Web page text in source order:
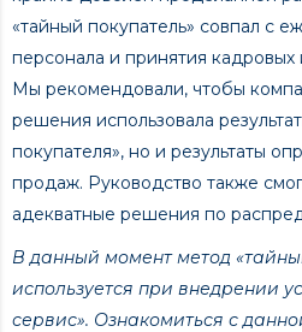
«тайный покупатель» совпал с
персонала и принятия
Мы рекомендовали, чтобы
решения использовала
покупателя», но и результаты
продаж. Руководство также
адекватные решения по
В данный момент метод
используется при внедрении
сервис». Ознакомиться с